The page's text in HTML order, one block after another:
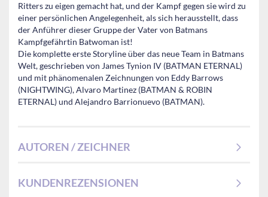
Ritters zu eigen gemacht hat, und der Kampf gegen sie wird zu
einer persönlichen Angelegenheit, als sich herausstellt, dass
der Anführer dieser Gruppe der Vater von Batmans
Kampfgefährtin Batwoman ist!
Die komplette erste Storyline über das neue Team in Batmans
Welt, geschrieben von James Tynion IV (BATMAN ETERNAL)
und mit phänomenalen Zeichnungen von Eddy Barrows
(NIGHTWING), Alvaro Martinez (BATMAN & ROBIN
ETERNAL) und Alejandro Barrionuevo (BATMAN).
AUTOREN / ZEICHNER
KUNDENREZENSIONEN